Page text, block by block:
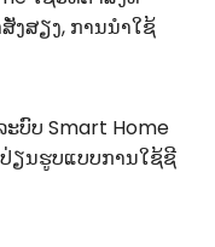
ງສຽງ, ການນຳໃຊ້
ບົບ Smart Home
ຽນຮູບແບບການໃຊ້ຊີ